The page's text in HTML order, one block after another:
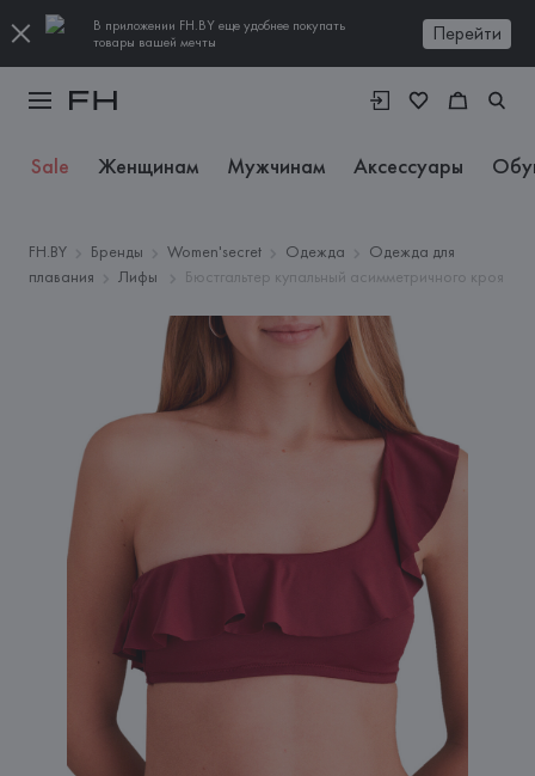
В приложении FH.BY еще удобнее покупать
товары вашей мечты
Перейти
Sale Женщинам Мужчинам Аксессуары
FH.BY Бренды Women'secret Одежда
Одежда для
плавания
Лифы Бюстгальтер купальный асимметричного кроя